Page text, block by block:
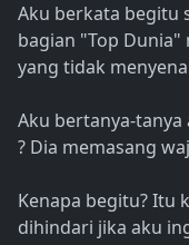
Aku berkata begitu
bagian "Top
yang tidak
Aku bertanya-
? Dia memasang
Kenapa begitu? Itu
dihindari jika aku